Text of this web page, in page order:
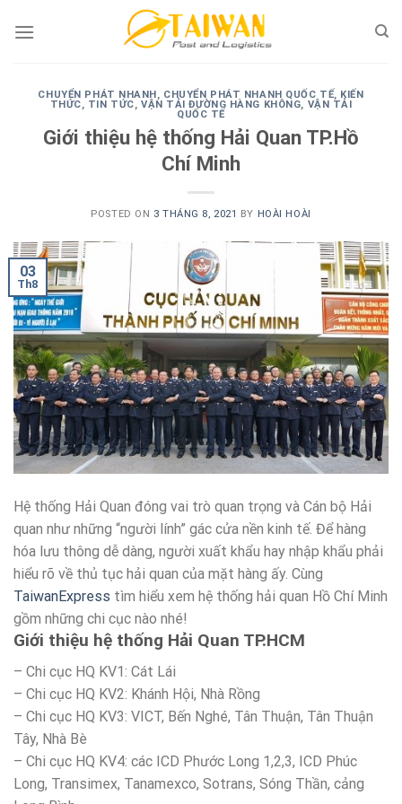
CHUYỂN PHÁT NHANH, CHUYỂN PHÁT NHANH QUỐC TẾ, KIẾN
THỨC, TIN TỨC, VẬN TẢI ĐƯỜNG HÀNG KHÔNG, VẬN TẢI
QUỐC TẾ
Giới thiệu hệ thống Hải Quan TP.Hồ
Chí Minh
POSTED ON 3 THÁNG 8, 2021 BY HOÀI HOÀI
03
Th8
Hệ thống Hải Quan đóng vai trò quan trọng và Cán bộ Hải
quan như những “người lính” gác cửa nền kinh tế. Để hàng
hóa lưu thông dễ dàng, người xuất khẩu hay nhập khẩu phải
hiểu rõ về thủ tục hải quan của mặt hàng ấy. Cùng
TaiwanExpress tìm hiểu xem hệ thống hải quan Hồ Chí Minh
gồm những chi cục nào nhé!
Giới thiệu hệ thống Hải Quan TP.HCM
– Chi cục HQ KV1: Cát Lái
– Chi cục HQ KV2: Khánh Hội, Nhà Rồng
– Chi cục HQ KV3: VICT, Bến Nghé, Tân Thuận, Tân Thuận
Tây, Nhà Bè
– Chi cục HQ KV4: các ICD Phước Long 1,2,3, ICD Phúc
Long, Transimex, Tanamexco, Sotrans, Sóng Thần, cảng